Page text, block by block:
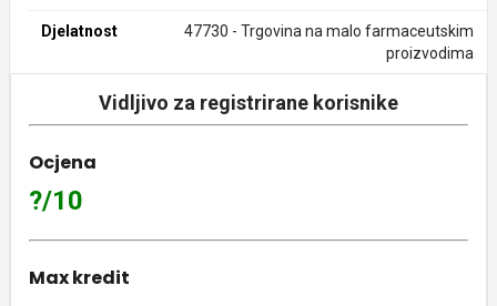
Djelatnost
47730 - Trgovina na malo farmaceutskim
proizvodima
Vidljivo za registrirane korisnike
Ocjena
?/10
Max kredit